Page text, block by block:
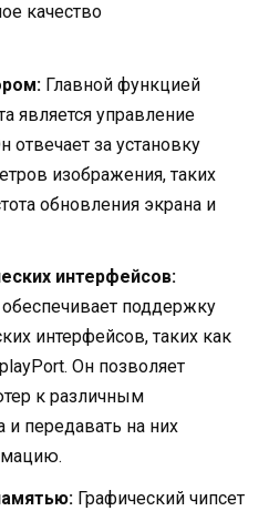
качество
Главной функцией
является управление
отвечает за установку
изображения, таких
обновления экрана и
интерфейсов:
поддержку
интерфейсов, таких как
Он позволяет
к различным
передавать на них
Графический чипсет